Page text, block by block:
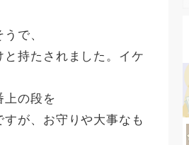
で、
持たされました。イケ
上の段を
が、お守りや大事なも